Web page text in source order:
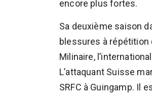
encore plus fortes.
Sa deuxième saison
blessures à répétition
Milinaire,
L’attaquant Suisse
SRFC à Guingamp. Il